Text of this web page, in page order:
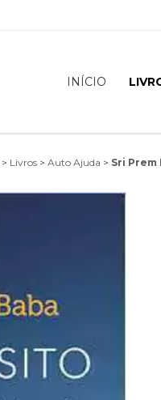
INÍCIO
> Livros > Auto Ajuda > Sri Prem